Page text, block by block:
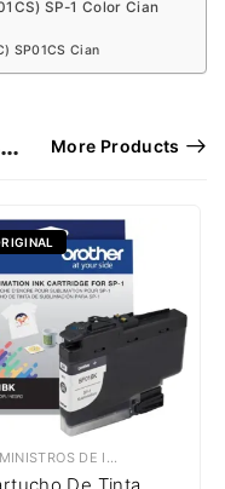
SP-1 Color Cian
SP01CS Cian
More Products
SUMINISTROS DE IMPRESIÓN